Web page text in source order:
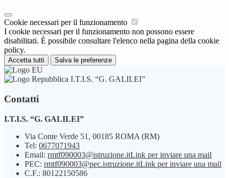
Cookie necessari per il funzionamento
I cookie necessari per il funzionamento non possono essere
disabilitati. È possibile consultare l'elenco nella pagina della cookie
policy.
Accetta tutti Salva le preferenze
I.T.I.S. “G. GALILEI”
Contatti
I.T.I.S. “G. GALILEI”
Via Conte Verde 51, 00185 ROMA (RM)
Tel: 0677071943
Email: rmtf090003@istruzione.itLink per inviare una mail
PEC: rmtf090003@pec.istruzione.itLink per inviare una mail
C.F.: 80122150586